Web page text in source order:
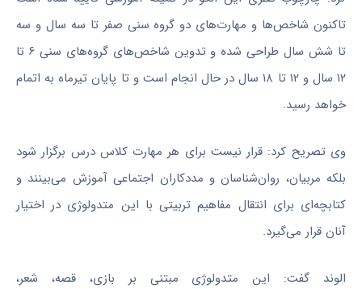
تاکنون شاخص‌ها و مهارت‌های دو گروه سنی صفر تا سه سال و سه
تا شش سال طراحی شده و تدوین شاخص‌های گروه‌های سنی ۶ تا
۱۲ سال و ۱۲ تا ۱۸ سال در حال انجام است و تا پایان تیرماه به اتمام
خواهد رسید.
وی تصریح کرد: قرار نیست برای هر مهارت کلاس درس برگزار شود
بلکه مربیان، روان‌شناسان و مددکاران اجتماعی آموزش می‌بینند و
کتابچه‌ای برای انتقال مفاهیم تربیتی با این متدولوژی در اختیار
آنان قرار می‌گیرد.
الوند گفت: این متدولوژی مبتنی بر بازی، قصه، شعر،